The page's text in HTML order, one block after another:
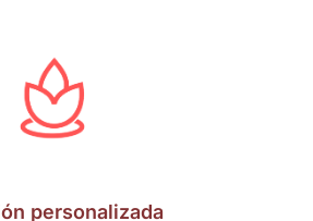
personalizada